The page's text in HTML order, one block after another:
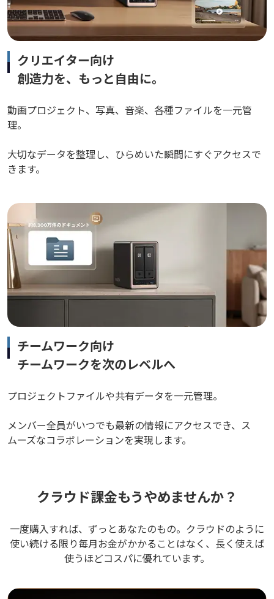
クリエイター向け
創造力を、もっと自由に。
動画プロジェクト、写真、音楽、各種ファイルを一元管
理。
大切なデータを整理し、ひらめいた瞬間にすぐアクセスで
きます。
チームワーク向け
チームワークを次のレベルへ
プロジェクトファイルや共有データを一元管理。
メンバー全員がいつでも最新の情報にアクセスでき、ス
ムーズなコラボレーションを実現します。
クラウド課金もうやめませんか？
一度購入すれば、ずっとあなたのもの。クラウドのように
使い続ける限り毎月お金がかかることはなく、長く使えば
使うほどコスパに優れています。